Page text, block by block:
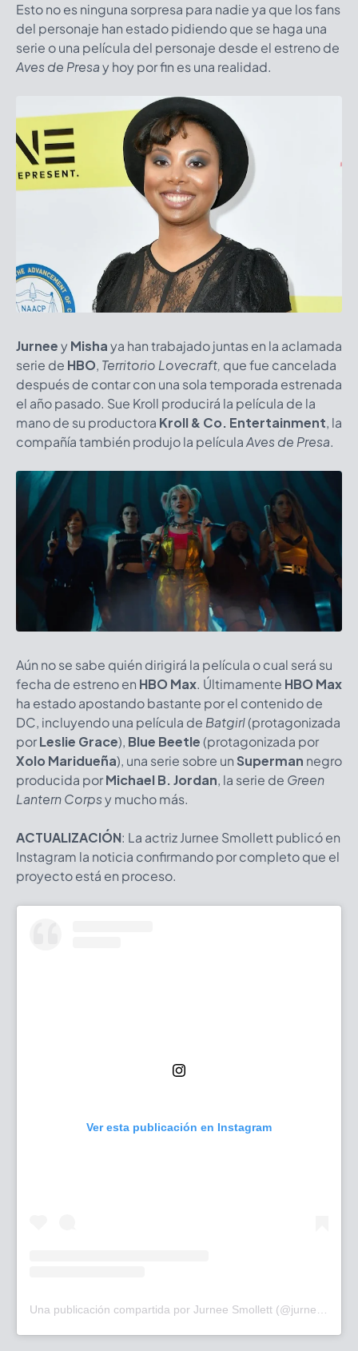
Esto no es ninguna sorpresa para nadie ya que los fans
del personaje han estado pidiendo que se haga una
serie o una película del personaje desde el estreno de
Aves de Presay hoy por fin es una realidad.
JurneeyMishaya han trabajado juntas en la aclamada
serie de HBO, Territorio Lovecraft, que fue cancelada
después de contar con una sola temporada estrenada
el año pasado. Sue Kroll producirá la película de la
mano de su productora Kroll & Co. Entertainment, la
compañía también produjo la películaAves de Presa.
Aún no se sabe quién dirigirá la película o cual será su
fecha de estreno en HBO Max. Últimamente HBO Max
ha estado apostando bastante por el contenido de
DC, incluyendo una película de Batgirl(protagonizada
porLeslie Grace), Blue Beetle(protagonizada por
Xolo Maridueña), una serie sobre un Superman negro
producida porMichael B. Jordan, la serie de Green
Lantern Corpsy mucho más.
ACTUALIZACIÓN: La actriz Jurnee Smollett publicó en
Instagram la noticia confirmando por completo que el
proyecto está en proceso.
Ver esta publicación en Instagram
Una publicación compartida por Jurnee Smollett (@jurneesmollett)